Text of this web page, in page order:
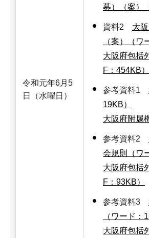
令和元年6月5
日（水曜日）
募）（案）
資料2 大
（案）（ワ
大阪府包括
F：454KB）
参考資料1
19KB）
大阪府附属
参考資料2
会規則（ワ
大阪府包括
F：93KB）
参考資料3
（ワード：
大阪府包括